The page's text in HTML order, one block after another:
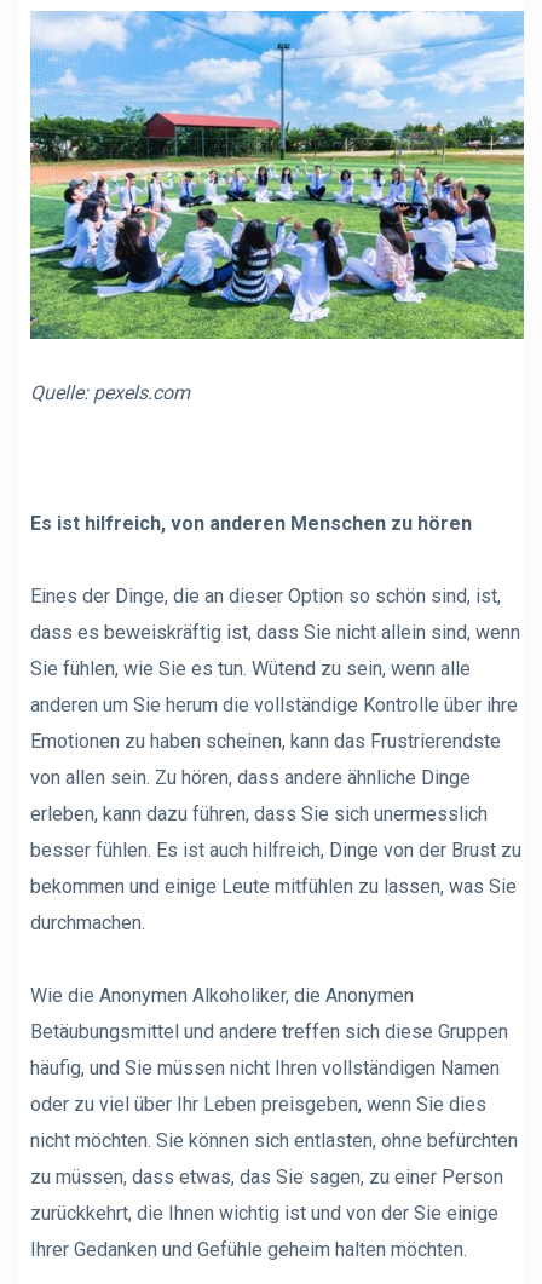
Quelle: pexels.com
Es ist hilfreich, von anderen Menschen zu hören
Eines der Dinge, die an dieser Option so schön sind, ist,
dass es beweiskräftig ist, dass Sie nicht allein sind, wenn
Sie fühlen, wie Sie es tun. Wütend zu sein, wenn alle
anderen um Sie herum die vollständige Kontrolle über ihre
Emotionen zu haben scheinen, kann das Frustrierendste
von allen sein. Zu hören, dass andere ähnliche Dinge
erleben, kann dazu führen, dass Sie sich unermesslich
besser fühlen. Es ist auch hilfreich, Dinge von der Brust zu
bekommen und einige Leute mitfühlen zu lassen, was Sie
durchmachen.
Wie die Anonymen Alkoholiker, die Anonymen
Betäubungsmittel und andere treffen sich diese Gruppen
häufig, und Sie müssen nicht Ihren vollständigen Namen
oder zu viel über Ihr Leben preisgeben, wenn Sie dies
nicht möchten. Sie können sich entlasten, ohne befürchten
zu müssen, dass etwas, das Sie sagen, zu einer Person
zurückkehrt, die Ihnen wichtig ist und von der Sie einige
Ihrer Gedanken und Gefühle geheim halten möchten.